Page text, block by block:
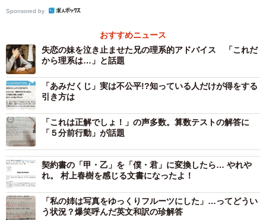
難解そうで、思わずコンピュータの力を借りたくなるよう
なこの数式…。なんとshelfallさんは、レポート用紙４枚に
わたって、ご自身の手で解答してしまいました。最後にあ
らわれたグラフは…なんと「ハート」のかたち！。ああ、
なんかとてつもないものを見てしまった気がします！
Sponsored by
おすすめニュース
失恋の妹を泣き止ませた兄の理系的アドバイス 「これだ
から理系は…」と話題
「あみだくじ」実は不公平!?知っている人だけが得をする
引き方は
「これは正解でしょ！」の声多数。算数テストの解答に
「５分前行動」が話題
契約書の「甲・乙」を「僕・君」に変換したら… やれや
れ。 村上春樹を感じる文書になったよ！
「私の姉は写真をゆっくりフルーツにした」…ってどうい
う状況？爆笑呼んだ英文和訳の珍解答